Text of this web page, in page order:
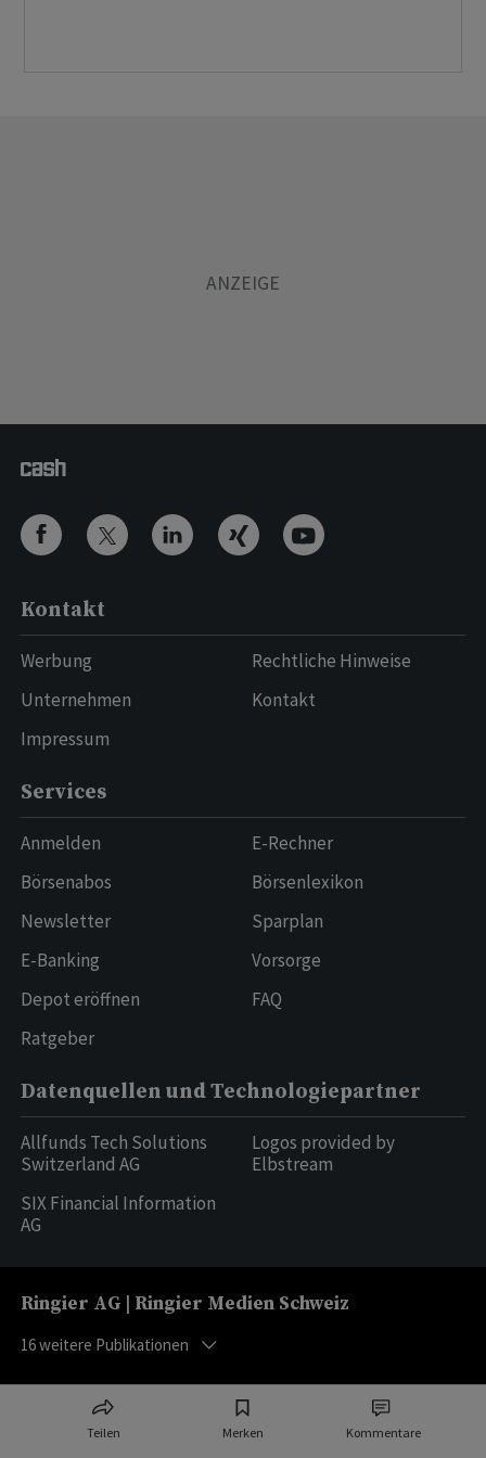
Teilen Merken Kommentare
Kontakt
Werbung
Unternehmen
Impressum
Rechtliche Hinweise
Kontakt
Services
Anmelden
Börsenabos
Newsletter
E-Banking
Depot eröffnen
Ratgeber
E-Rechner
Börsenlexikon
Sparplan
Vorsorge
FAQ
Datenquellen und Technologiepartner
Allfunds Tech Solutions
Switzerland AG
SIX Financial Information
AG
Logos provided by
Elbstream
Ringier AG | Ringier Medien Schweiz
16weitere Publikationen